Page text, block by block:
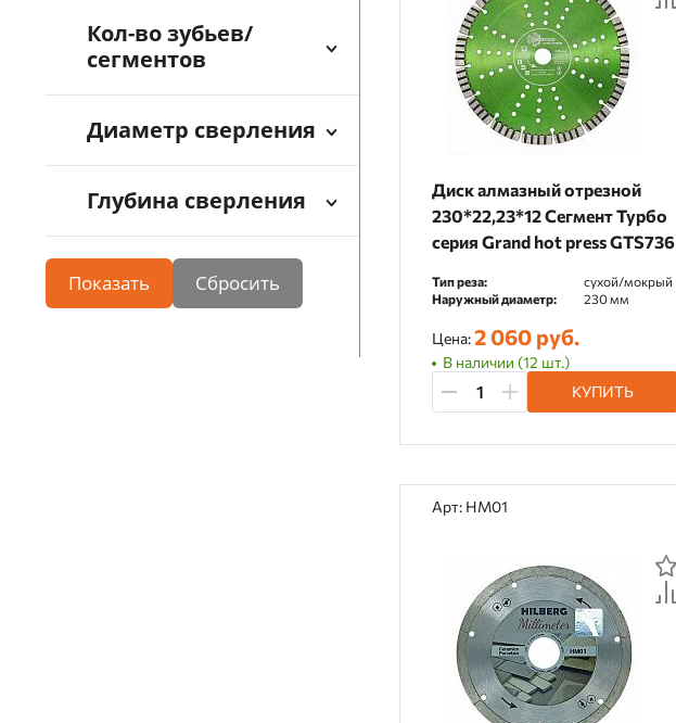
Кол-во зубьев/
сегментов
Диаметр сверления
Глубина сверления
Показать
Диск алмазный отрезной
230*22,23*12 Сегмент Турбо
серия Grand hot press GTS736
Тип реза:
сухой/мокрый
Наружный диаметр:
230 мм
Цена:2 060 руб.
В наличии (12 шт.)
КУПИТЬ
Арт: HM01